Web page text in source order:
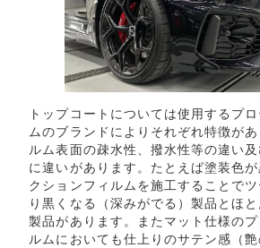
トップコートについては使用するプ
ムのブランドによりそれぞれ特徴が
ルム表面の疎水性、撥水性等の違い
に違いがあります。たとえば塗装色
クションフィルムを施工することで
り黒くなる（深みがでる）製品とほ
製品があります。またマット仕様の
ルムにおいても仕上りのサテン感（